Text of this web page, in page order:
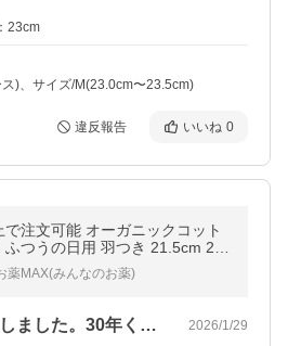
23cm
)、サイズ/M(23.0cm〜23.5cm)
違反報告 いいね 0
オーガニックコット
ふつうの日用 羽つき 21.5cm 20
薬MAX(みんなのお薬)
肌に優しそうで購入しました。30年くら… 2026/1/29